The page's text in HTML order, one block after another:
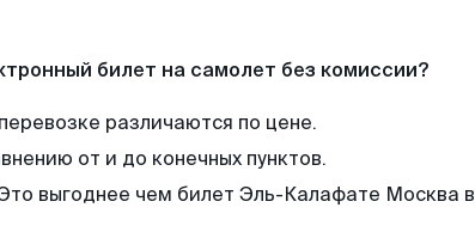
билет на самолет без комиссии?
различаются по цене.
от и до конечных пунктов.
выгоднее чем билет Эль-Калафате Москва в